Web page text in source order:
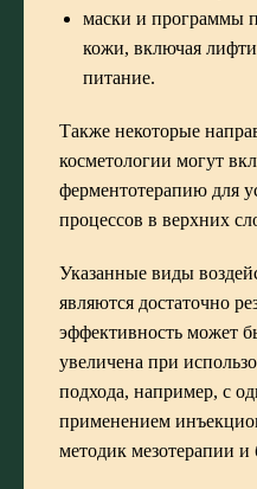
маски и программы
кожи, включая
питание.
Также некоторые
косметологии могут
ферментотерапию для
процессов в верхних
Указанные виды
являются достаточно
эффективность может
увеличена при
подхода, например, с
применением
методик мезотерапии и